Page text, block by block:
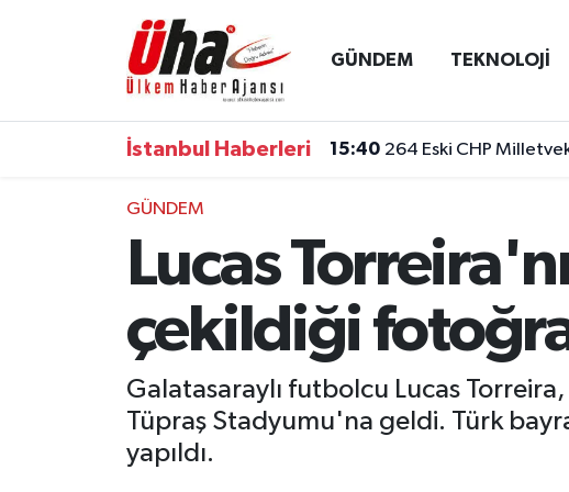
GÜNDEM TEKNOLOJİ
İstanbul Haberleri 15:40 264 Eski CHP
GÜNDEM
Lucas
çekildiği
Galatasaraylı futbolcu Lucas
Tüpraş Stadyumu'na geldi. Türk
yapıldı.
İstanbul Nöbetçi Eczaneler
İstanbul Hava Durumu
İstanbul Namaz Vakitleri
İstanbul Trafik Yoğunluk Haritası
Süper Lig Puan Durumu ve Fikstür
Tüm Manşetler
Son Dakika Haberleri